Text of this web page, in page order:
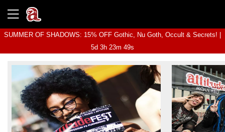
SUMMER OF SHADOWS: 15% OFF Gothic, Nu Goth, Occult & Secrets! |
5d 3h 23m 49s